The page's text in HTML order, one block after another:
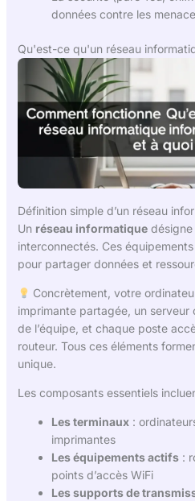
données contre les
Qu'est-ce qu'un réseau
Définition simple d’un réseau
Un réseau informatiquedésigne
interconnectés. Ces
pour partager données et
Concrètement, votre
imprimante partagée, un
de l’équipe, et chaque poste
routeur. Tous ces éléments
unique.
Les composants essentiels
Les terminaux:
imprimantes
Les équipements actifs:
points d’accès WiFi
Les supports de